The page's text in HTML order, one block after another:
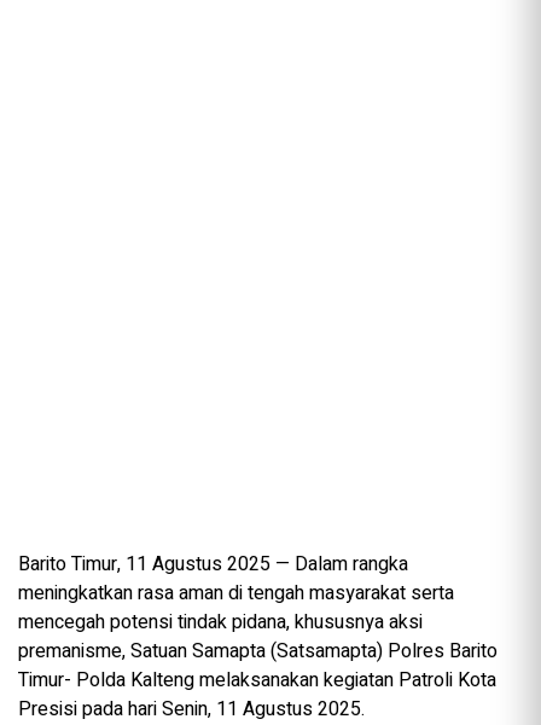
Barito Timur, 11 Agustus 2025 — Dalam rangka
meningkatkan rasa aman di tengah masyarakat serta
mencegah potensi tindak pidana, khususnya aksi
premanisme, Satuan Samapta (Satsamapta) Polres Barito
Timur- Polda Kalteng melaksanakan kegiatan Patroli Kota
Presisi pada hari Senin, 11 Agustus 2025.